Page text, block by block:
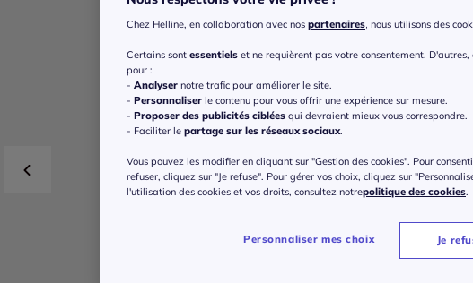
Chez Helline, en collaboration avec nos partenaires, nous utilisons des
Certains sont essentiels et ne requièrent pas votre consentement.
pour :
- Analyser notre trafic pour améliorer le site.
- Personnaliser le contenu pour vous offrir une expérience sur mesure.
- Proposer des publicités ciblées qui devraient mieux vous correspondre.
- Faciliter le partage sur les réseaux sociaux.
Vous pouvez les modifier en cliquant sur "Gestion des cookies". Pour
refuser, cliquez sur "Je refuse". Pour gérer vos choix, cliquez sur
l'utilisation des cookies et vos droits, consultez notrepolitique des cookies.
Personnaliser mes choix Je